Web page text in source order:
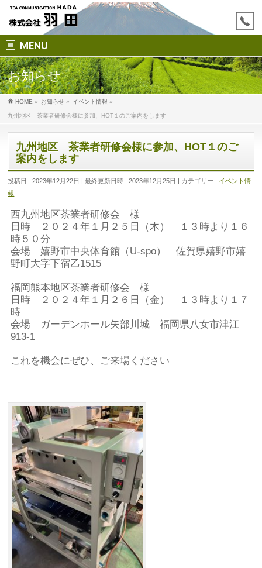
MENU
お知らせ
HOME » お知らせ » イベント情報 »
九州地区 茶業者研修会様に参加、HOT１のご案内をします
九州地区 茶業者研修会様に参加、HOT１のご
案内をします
投稿日 : 2023年12月22日 最終更新日時 : 2023年12月25日 カテゴリー : イベント情
報
西九州地区茶業者研修会 様
日時 ２０２４年１月２５日（木） １３時より１６
時５０分
会場 嬉野市中央体育館（U-spo） 佐賀県嬉野市嬉
野町大字下宿乙1515
福岡熊本地区茶業者研修会 様
日時 ２０２４年１月２６日（金） １３時より１７
時
会場 ガーデンホール矢部川城 福岡県八女市津江
913-1
これを機会にぜひ、ご来場ください